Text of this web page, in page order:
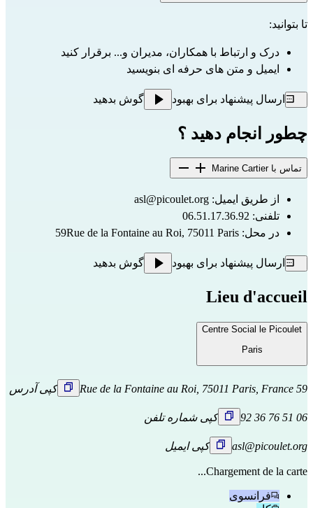
تا بتوانید:
درک و ارتباط با همکاران، مدیران و... برقرار کنید
ایمیل و متن های حرفه ای بنویسید
ارسال پیشنهاد برای بهبود گوش بدهید
چطور انجام دهید ؟
تماس با Marine Cartier
از طریق ایمیل: asl@picoulet.org
تلفنی: 06.51.17.36.92
در محل: 59Rue de la Fontaine au Roi, 75011 Paris
ارسال پیشنهاد برای بهبود گوش بدهید
Lieu d'accueil
Centre Social le Picoulet
Paris
59 Rue de la Fontaine au Roi, 75011 Paris, France کپی آدرس
06 51 76 36 92 کپی شماره تلفن
asl@picoulet.org کپی ایمیل
Chargement de la carte...
فرانسوی